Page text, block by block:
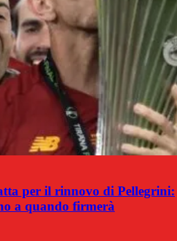
per il rinnovo di Pellegrini:
a quando firmerà